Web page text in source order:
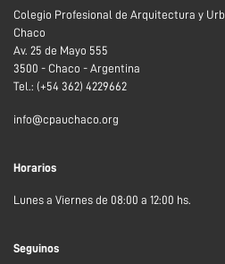
Colegio Profesional de Arquitectura y
Chaco
Av. 25 de Mayo 555
3500 - Chaco - Argentina
Tel.: (+54 362) 4229662
info@cpauchaco.org
Horarios
Lunes a Viernes de 08:00 a 12:00 hs.
Seguinos